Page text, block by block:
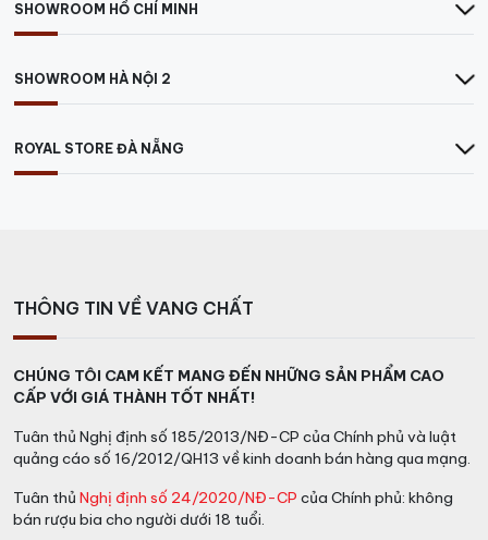
Rượu Smirnoff Vodka Red
trong trẻo và mượt mà. Được sản xuất từ lúa mạch
qua quá trình chưng cất và lọc tinh tế, nó mang đến
một trải nghiệm vodka truyền thống và đẳng cấp.
Với hương vị không màu, Rượu Smirnoff Vodka Red có
một sự nhẹ nhàng và dễ chịu khi thưởng thức. Nó có
một mùi hương nhẹ của lúa mạch, kết hợp với sự trong
trẻo của ngũ cốc và một chút hương vị cay nhẹ.
Rượu Smirnoff Vodka Red có vị ngọt tự nhiên và mịn
SHOWROOM HỒ CHÍ MINH
SHOWROOM HÀ NỘI 2
ROYAL STORE ĐÀ NẴNG
THÔNG TIN VỀ VANG CHẤT
CHÚNG TÔI CAM KẾT MANG ĐẾN NHỮNG SẢN PHẨM CAO
CẤP VỚI GIÁ THÀNH TỐT NHẤT!
Tuân thủ Nghị định số 185/2013/NĐ-CP của Chính phủ và luật
quảng cáo số 16/2012/QH13 về kinh doanh bán hàng qua mạng.
Tuân thủ Nghị định số 24/2020/NĐ-CP của Chính phủ: không
bán rượu bia cho người dưới 18 tuổi.